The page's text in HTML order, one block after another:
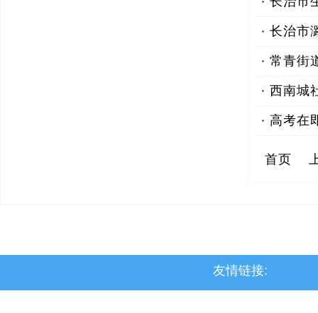
长治市
常青街
西南城
高考在
首页
友情链接: